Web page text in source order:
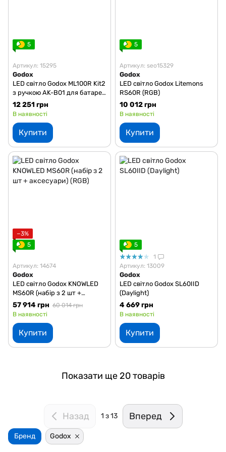
5
Артикул: 15295
Godox
LED світло Godox ML100R Kit2
з ручкою AK-B01 для батарей
NPF (RGB) (ML100R Kit2)
12 251 грн
В наявності
Купити
5
Артикул: seo15329
Godox
LED світло Godox Litemons
RS60R (RGB)
10 012 грн
В наявності
Купити
−3%
5
Артикул: 14674
Godox
LED світло Godox KNOWLED
MS60R (набір з 2 шт +
аксесуари) (RGB)
57 914 грн 60 014 грн
В наявності
Купити
5
1
Артикул: 13009
Godox
LED світло Godox SL60IID
(Daylight)
4 669 грн
В наявності
Купити
Показати ще 20 товарів
Назад 1 з 13 Вперед
Бренд Godox